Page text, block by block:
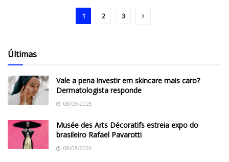
1 2 3
Últimas
Vale a pena investir em skincare mais caro?
Dermatologista responde
08/08/2026
Musée des Arts Décoratifs estreia expo do
brasileiro Rafael Pavarotti
08/08/2026